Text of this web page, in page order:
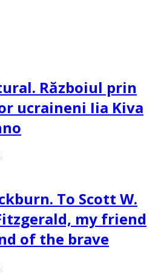
Războiul prin
ucraineni Iia Kiva
To Scott W.
my friend
of the brave